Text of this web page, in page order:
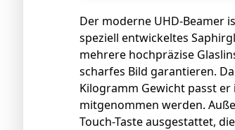
Der moderne UHD-Beamer
speziell entwickeltes
mehrere hochpräzise
scharfes Bild garantieren.
Kilogramm Gewicht passt
mitgenommen werden.
Touch-Taste ausgestattet,